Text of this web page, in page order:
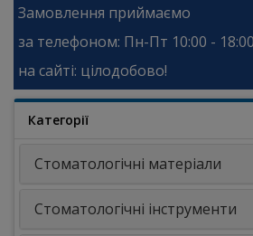
Замовлення приймаємо
за телефоном: Пн-Пт 10:00 -
на сайті: цілодобово!
Категорії
Стоматологічні матеріали
Стоматологічні інструменти